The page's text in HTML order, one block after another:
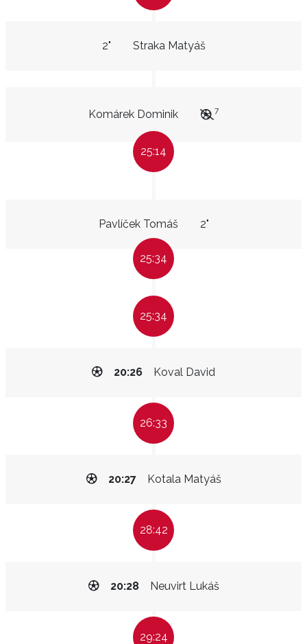
Straka Matyáš
2"
Komárek Dominik 7
25:14
Pavlíček Tomáš 2"
25:34
25:34
Koval David
20:26
26:33
Kotala Matyáš
20:27
28:42
Neuvirt Lukáš
20:28
29:24